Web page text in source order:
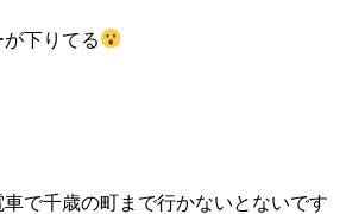
下りてる
で千歳の町まで行かないとないです